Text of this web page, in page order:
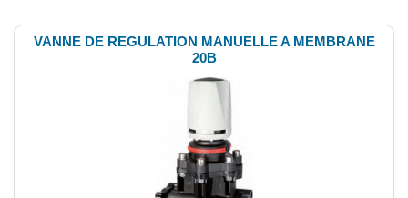
VANNE DE REGULATION MANUELLE A MEMBRANE
20B